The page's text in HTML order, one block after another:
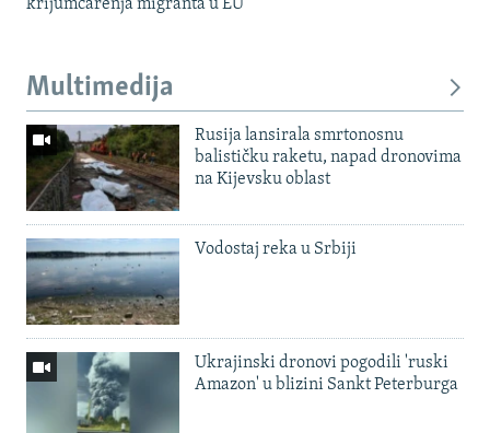
krijumčarenja migranta u EU
Multimedija
Rusija lansirala smrtonosnu
balističku raketu, napad dronovima
na Kijevsku oblast
Vodostaj reka u Srbiji
Ukrajinski dronovi pogodili 'ruski
Amazon' u blizini Sankt Peterburga